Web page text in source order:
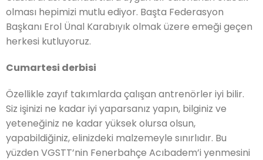
olması hepimizi mutlu ediyor. Başta Federasyon
Başkanı Erol Ünal Karabıyık olmak üzere emeği geçen
herkesi kutluyoruz.
Cumartesi derbisi
Özellikle zayıf takımlarda çalışan antrenörler iyi bilir.
Siz işinizi ne kadar iyi yaparsanız yapın, bilginiz ve
yeteneğiniz ne kadar yüksek olursa olsun,
yapabildiğiniz, elinizdeki malzemeyle sınırlıdır. Bu
yüzden VGSTT’nin Fenerbahçe Acıbadem’i yenmesini